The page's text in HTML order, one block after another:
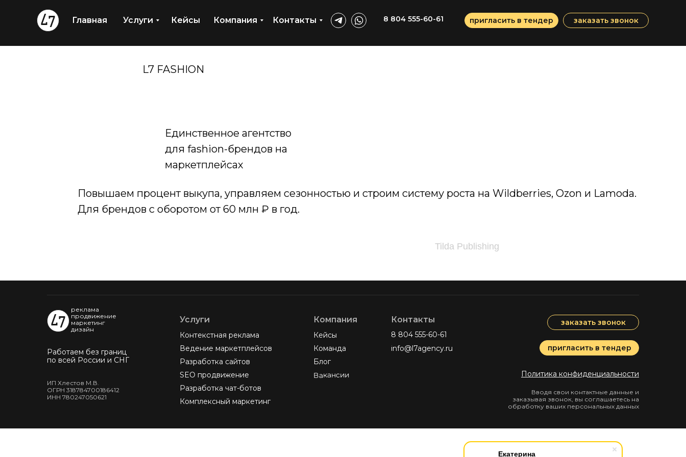
Екатерина
заказать звонок
пригласить в тендер
Контакты
Компания
Кейсы
Главная Услуги 8 804 555-60-61
Tilda Publishing
L7 FASHION
Единственное агентство
для fashion-брендов на
маркетплейсах
Повышаем процент выкупа, управляем сезонностью и строим систему роста на Wildberries, Ozon и Lamoda.
Для брендов с оборотом от 60 млн ₽ в год.
заказать звонок
пригласить в тендер
Услуги
Контекстная реклама
Ведение маркетплейсов
Разработка сайтов
SEO продвижение
Разработка чат-ботов
Комплексный маркетинг
Компания
Кейсы
Команда
Блог
Вакансии
Контакты
8 804 555-60-61
info@l7agency.ru
дизайн
маркетинг
продвижение
реклама
ИП Хлестов М.В.
ОГРН 318784700186412
ИНН 780247050621
Вводя свои контактные данные и
заказывая звонок, вы соглашаетесь на
обработку ваших персональных данных
Политика конфиденциальности
Работаем без границ
по всей России и СНГ